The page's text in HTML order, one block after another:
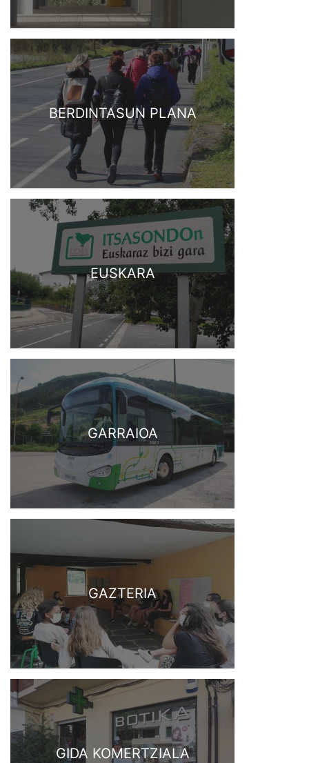
BERDINTASUN PLANA
EUSKARA
GARRAIOA
GAZTERIA
GIDA KOMERTZIALA